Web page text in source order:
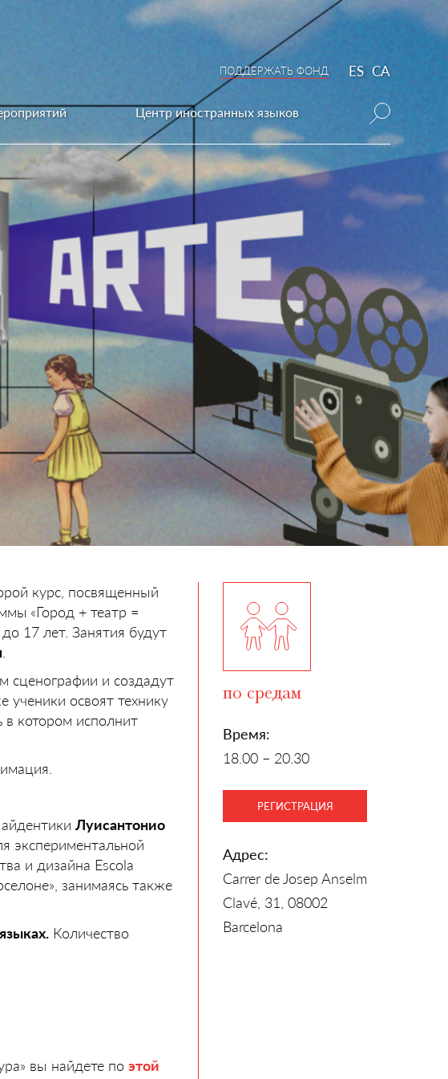
ПОДДЕРЖАТЬ ФОНД ES CA
Центр иностранных языков
курс, посвященный
«Город + театр =
17 лет. Занятия будут
сценографии и создадут
освоят технику
котором исполнит
Луисантонио
экспериментальной
и дизайна Escola
занимаясь также
Количество
вы найдете по этой
по средам
Время:
18.00 – 20.30
РЕГИСТРАЦИЯ
Адрес:
Carrer de Josep Anselm
Clavé, 31, 08002
Barcelona